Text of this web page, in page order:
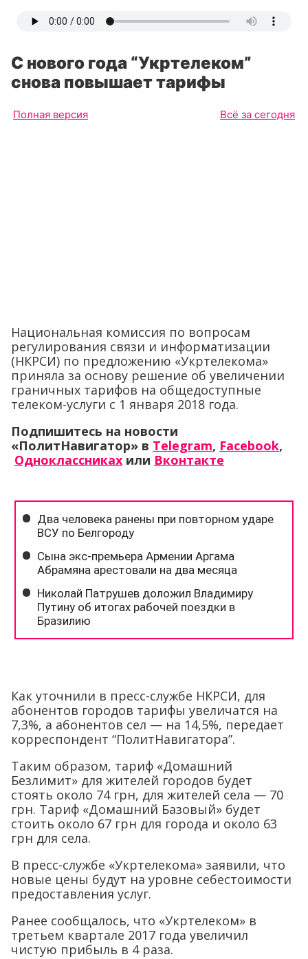
С нового года “Укртелеком”
снова повышает тарифы
Полная версия Всё за сегодня
Национальная комиссия по вопросам
регулирования связи и информатизации
(НКРСИ) по предложению «Укртелекома»
приняла за основу решение об увеличении
граничных тарифов на общедоступные
телеком-услуги с 1 января 2018 года.
Подпишитесь на новости
«ПолитНавигатор» в Telegram, Facebook,
Одноклассниках или Вконтакте
Как уточнили в пресс-службе НКРСИ, для
абонентов городов тарифы увеличатся на
7,3%, а абонентов сел — на 14,5%, передает
корреспондент “ПолитНавигатора”.
Таким образом, тариф «Домашний
Безлимит» для жителей городов будет
стоять около 74 грн, для жителей села — 70
грн. Тариф «Домашний Базовый» будет
стоить около 67 грн для города и около 63
грн для села.
В пресс-службе «Укртелекома» заявили, что
новые цены будут на уровне себестоимости
предоставления услуг.
Ранее сообщалось, что «Укртелеком» в
третьем квартале 2017 года увеличил
чистую прибыль в 4 раза.